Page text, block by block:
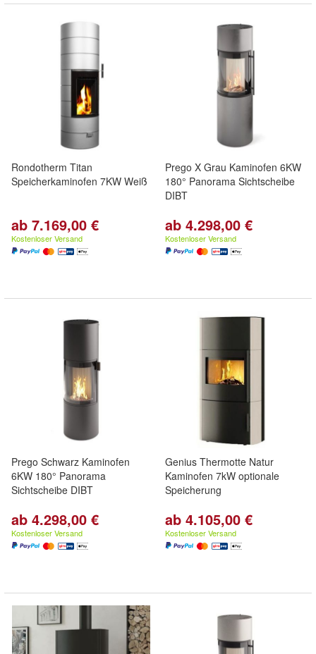
Rondotherm Titan
Speicherkaminofen 7KW Weiß
ab 7.169,00 €
Kostenloser Versand
Prego X Grau Kaminofen 6KW
180° Panorama Sichtscheibe
DIBT
ab 4.298,00 €
Kostenloser Versand
Prego Schwarz Kaminofen
6KW 180° Panorama
Sichtscheibe DIBT
ab 4.298,00 €
Kostenloser Versand
Genius Thermotte Natur
Kaminofen 7kW optionale
Speicherung
ab 4.105,00 €
Kostenloser Versand